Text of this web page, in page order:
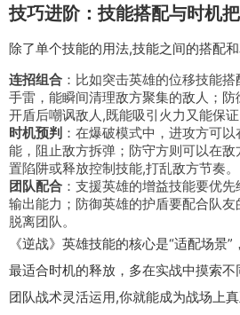
技巧进阶：技能搭配与时机
除了单个技能的用法,技能之间的搭配
连招组合 ：比如突击英雄的位移技能
手雷，能瞬间清理敌方聚集的敌人；防
开盾后嘲讽敌人,既能吸引火力又能保证
时机预判 ：在爆破模式中，进攻方可
能，阻止敌方拆弹；防守方则可以在
置陷阱或释放控制技能,打乱敌方节奏。
团队配合 ：支援英雄的增益技能要优
输出能力；防御英雄的护盾要配合队
脱离团队。
《逆战》英雄技能的核心是“适配场景
最适合时机的释放，多在实战中摸索
团队战术灵活运用,你就能成为战场上真